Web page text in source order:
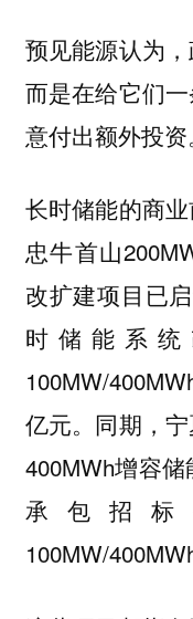
预见能源认为
而是在给它们
意付出额外投资
长时储能的商
忠牛首山
改扩建项目已
时储能系
100MW/
亿元。同期，
400MWh增容
承包招
100MW/400MWh